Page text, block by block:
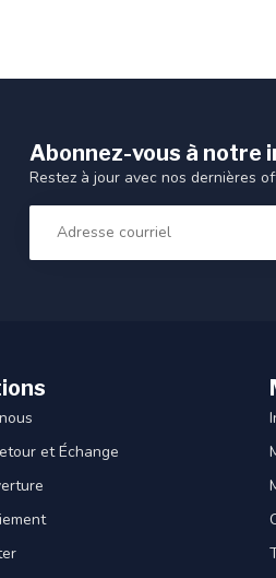
Abonnez-vous à notre
Restez à jour avec nos dernières
et Échange